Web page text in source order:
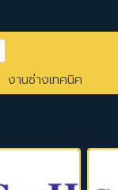
งานช่างเทคนิค